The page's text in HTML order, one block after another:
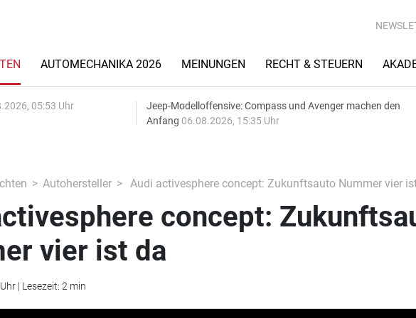
AUTOMECHANIKA 2026 MEINUNGEN RECHT & STEUERN
05:53 Uhr
Jeep-Modelloffensive: Compass und Avenger machen den
Anfang 06.08.2026, 15:35 Uhr
Autohersteller Audi activesphere concept: Zukunftsauto Nummer vier
concept:
vier ist da
| Lesezeit: 2 min